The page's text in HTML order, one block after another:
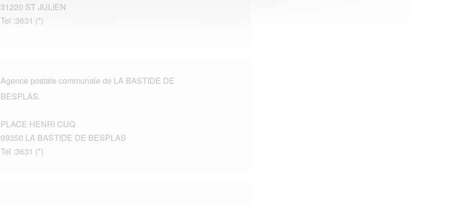
31220 ST JULIEN
Tel :3631 (*)
Agence postale communale de LA BASTIDE DE
BESPLAS.
PLACE HENRI CUQ
09350 LA BASTIDE DE BESPLAS
Tel :3631 (*)